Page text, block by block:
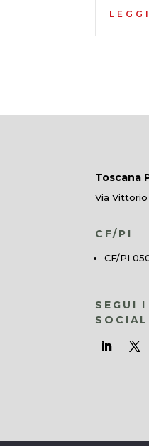
Toscana
Via
CF/PI
CF/PI
SEGUI
SOCIAL